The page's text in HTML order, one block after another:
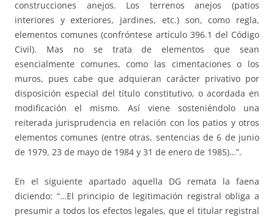
construcciones anejos. Los terrenos anejos (patios
interiores y exteriores, jardines, etc.) son, como regla,
elementos comunes (confróntese artículo 396.1 del Código
Civil). Mas no se trata de elementos que sean
esencialmente comunes, como las cimentaciones o los
muros, pues cabe que adquieran carácter privativo por
disposición especial del título constitutivo, o acordada en
modificación el mismo. Así viene sosteniéndolo una
reiterada jurisprudencia en relación con los patios y otros
elementos comunes (entre otras, sentencias de 6 de junio
de 1979, 23 de mayo de 1984 y 31 de enero de 1985)…”.
En el siguiente apartado aquella DG remata la faena
diciendo: “…El principio de legitimación registral obliga a
presumir a todos los efectos legales, que el titular registral